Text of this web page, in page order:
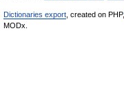
Dictionaries export , created on PHP,
MODx.